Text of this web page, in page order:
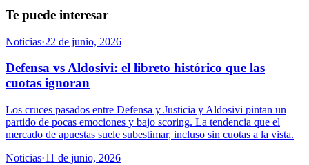
Te puede interesar
Noticias·22 de junio, 2026
Defensa vs Aldosivi: el libreto histórico que las
cuotas ignoran
Los cruces pasados entre Defensa y Justicia y Aldosivi pintan un
partido de pocas emociones y bajo scoring. La tendencia que el
mercado de apuestas suele subestimar, incluso sin cuotas a la vista.
Noticias·11 de junio, 2026